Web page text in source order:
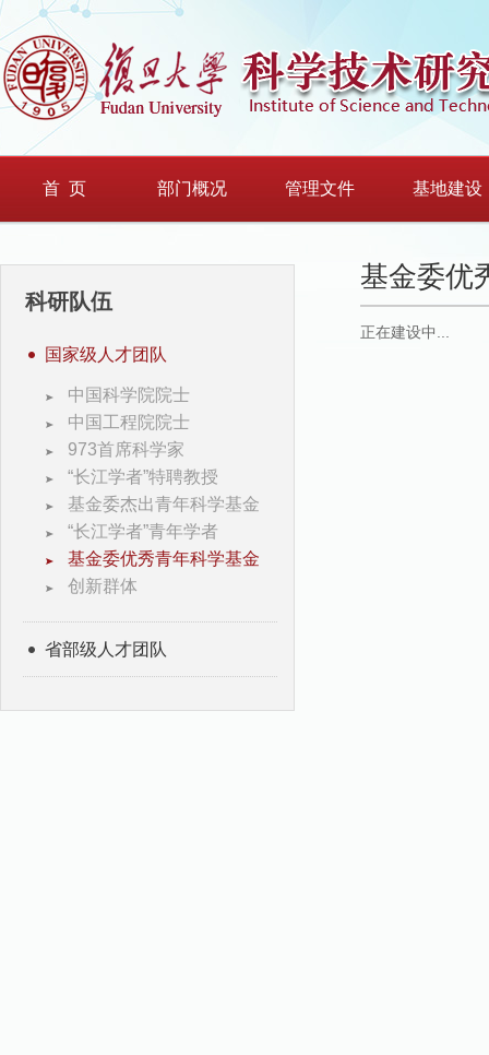
首 页 部门概况 管理文件 基地建设
科研队伍
国家级人才团队
中国科学院院士
中国工程院院士
973首席科学家
“长江学者”特聘教授
基金委杰出青年科学基金
“长江学者”青年学者
基金委优秀青年科学基金
创新群体
省部级人才团队
基金委优
正在建设中...